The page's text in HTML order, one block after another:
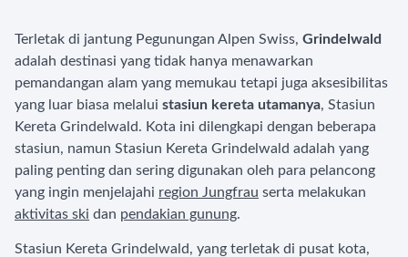
Terletak di jantung Pegunungan Alpen Swiss, Grindelwald
adalah destinasi yang tidak hanya menawarkan
pemandangan alam yang memukau tetapi juga aksesibilitas
yang luar biasa melalui stasiun kereta utamanya, Stasiun
Kereta Grindelwald. Kota ini dilengkapi dengan beberapa
stasiun, namun Stasiun Kereta Grindelwald adalah yang
paling penting dan sering digunakan oleh para pelancong
yang ingin menjelajahi region Jungfrau serta melakukan
aktivitas ski dan pendakian gunung.
Stasiun Kereta Grindelwald, yang terletak di pusat kota,